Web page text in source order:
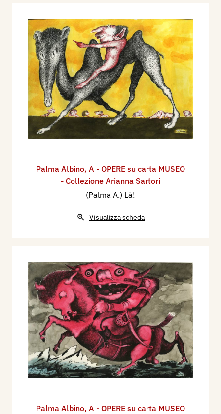
Palma Albino, A - OPERE su carta MUSEO
- Collezione Arianna Sartori
(Palma A.) Là!
Visualizza scheda
Palma Albino, A - OPERE su carta MUSEO